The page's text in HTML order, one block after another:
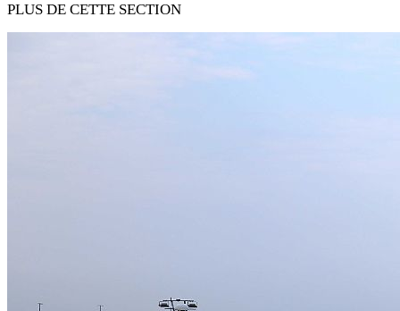
PLUS DE CETTE SECTION